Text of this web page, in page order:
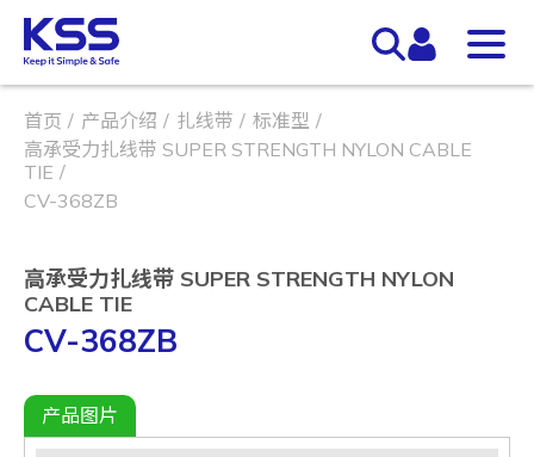
首页 产品介绍 扎线带
标准型
高承受力扎线带 SUPER STRENGTH NYLON CABLE
TIE
CV-368ZB
高承受力扎线带 SUPER STRENGTH NYLON
CABLE TIE
CV-368ZB
产品图片